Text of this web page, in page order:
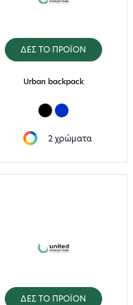
ΔΕΣ ΤΟ ΠΡΟΪΟΝ
Urban backpack
2 χρώματα
ΔΕΣ ΤΟ ΠΡΟΪΟΝ